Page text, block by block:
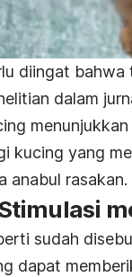
diingat bahwa
dalam
kucing yang
anabul rasakan.
sudah
dapat